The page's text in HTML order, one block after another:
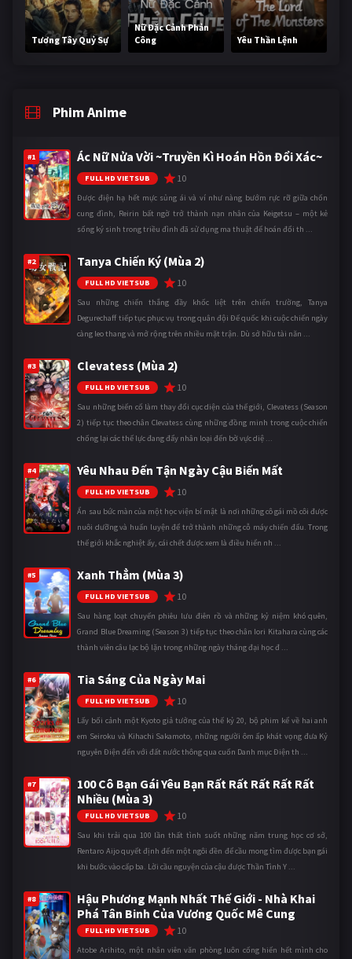
Tương Tây Quỷ Sự
Nữ Đặc Cảnh Phản
Công
Yêu Thần Lệnh
Phim Anime
#1 Ác Nữ Nửa Vời ~Truyền Kì Hoán Hồn Đổi Xác~
FULL HD VIETSUB 10
Được điện hạ hết mực sủng ái và ví như nàng bướm rực rỡ giữa chốn
cung đình, Reirin bất ngờ trở thành nạn nhân của Keigetsu – một kẻ
sống ký sinh trong triều đình đã sử dụng ma thuật để hoán đổi th ...
#2 Tanya Chiến Ký (Mùa 2)
FULL HD VIETSUB 10
Sau những chiến thắng đầy khốc liệt trên chiến trường, Tanya
Degurechaff tiếp tục phục vụ trong quân đội Đế quốc khi cuộc chiến ngày
càng leo thang và mở rộng trên nhiều mặt trận. Dù sở hữu tài năn ...
#3 Clevatess (Mùa 2)
FULL HD VIETSUB 10
Sau những biến cố làm thay đổi cục diện của thế giới, Clevatess (Season
2) tiếp tục theo chân Clevatess cùng những đồng minh trong cuộc chiến
chống lại các thế lực đang đẩy nhân loại đến bờ vực diệ ...
#4 Yêu Nhau Đến Tận Ngày Cậu Biến Mất
FULL HD VIETSUB 10
Ẩn sau bức màn của một học viện bí mật là nơi những cô gái mồ côi được
nuôi dưỡng và huấn luyện để trở thành những cỗ máy chiến đấu. Trong
thế giới khắc nghiệt ấy, cái chết được xem là điều hiển nh ...
#5 Xanh Thẳm (Mùa 3)
FULL HD VIETSUB 10
Sau hàng loạt chuyến phiêu lưu điên rồ và những kỷ niệm khó quên,
Grand Blue Dreaming (Season 3) tiếp tục theo chân Iori Kitahara cùng các
thành viên câu lạc bộ lặn trong những ngày tháng đại học đ ...
#6 Tia Sáng Của Ngày Mai
FULL HD VIETSUB 10
Lấy bối cảnh một Kyoto giả tưởng của thế kỷ 20, bộ phim kể về hai anh
em Seiroku và Kihachi Sakamoto, những người ôm ấp khát vọng đưa Kỷ
nguyên Điện đến với đất nước thông qua cuốn Danh mục Điện th ...
#7
100 Cô Bạn Gái Yêu Bạn Rất Rất Rất Rất Rất
Nhiều (Mùa 3)
FULL HD VIETSUB 10
Sau khi trải qua 100 lần thất tình suốt những năm trung học cơ sở,
Rentaro Aijo quyết định đến một ngôi đền để cầu mong tìm được bạn gái
khi bước vào cấp ba. Lời cầu nguyện của cậu được Thần Tình Y ...
#8
Hậu Phương Mạnh Nhất Thế Giới - Nhà Khai
Phá Tân Binh Của Vương Quốc Mê Cung
FULL HD VIETSUB 10
Atobe Arihito, một nhân viên văn phòng luôn cống hiến hết mình cho